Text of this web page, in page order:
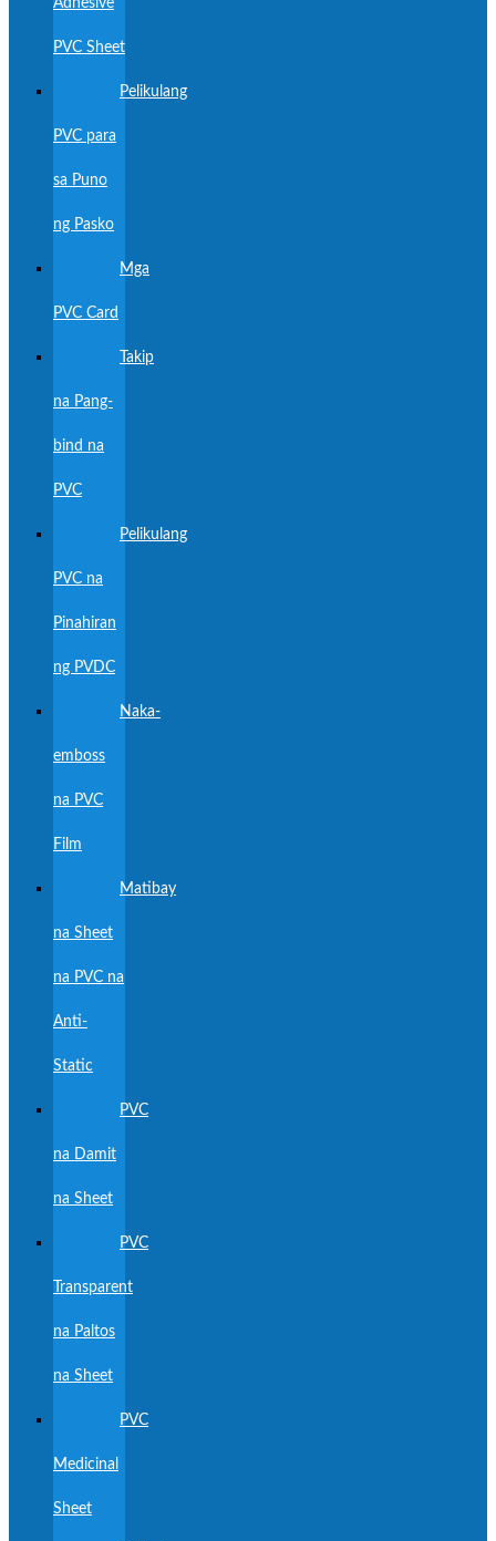
Adhesive
PVC Sheet
Pelikulang
PVC para
sa Puno
ng Pasko
Mga
PVC Card
Takip
na Pang-
bind na
PVC
Pelikulang
PVC na
Pinahiran
ng PVDC
Naka-
emboss
na PVC
Film
Matibay
na Sheet
na PVC na
Anti-
Static
PVC
na Damit
na Sheet
PVC
Transparent
na Paltos
na Sheet
PVC
Medicinal
Sheet